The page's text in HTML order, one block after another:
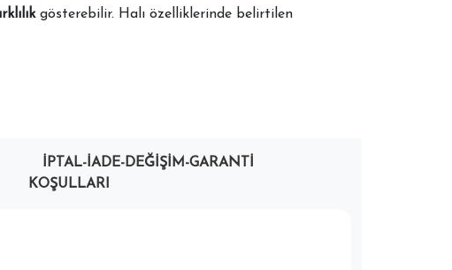
gösterebilir. Halı özelliklerinde belirtilen
İPTAL-İADE-DEĞIŞIM-GARANTI
KOŞULLARI